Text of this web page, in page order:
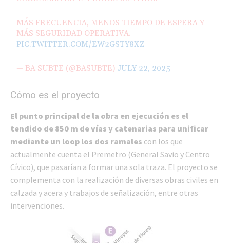
MÁS FRECUENCIA, MENOS TIEMPO DE ESPERA Y
MÁS SEGURIDAD OPERATIVA.
PIC.TWITTER.COM/EW2GSTY8XZ
— BA SUBTE (@BASUBTE) JULY 22, 2025
Cómo es el proyecto
El punto principal de la obra en ejecución es el
tendido de 850 m de vías y catenarias para unificar
mediante un loop los dos ramales con los que
actualmente cuenta el Premetro (General Savio y Centro
Cívico), que pasarían a formar una sola traza. El proyecto se
complementa con la realización de diversas obras civiles en
calzada y acera y trabajos de señalización, entre otras
intervenciones.